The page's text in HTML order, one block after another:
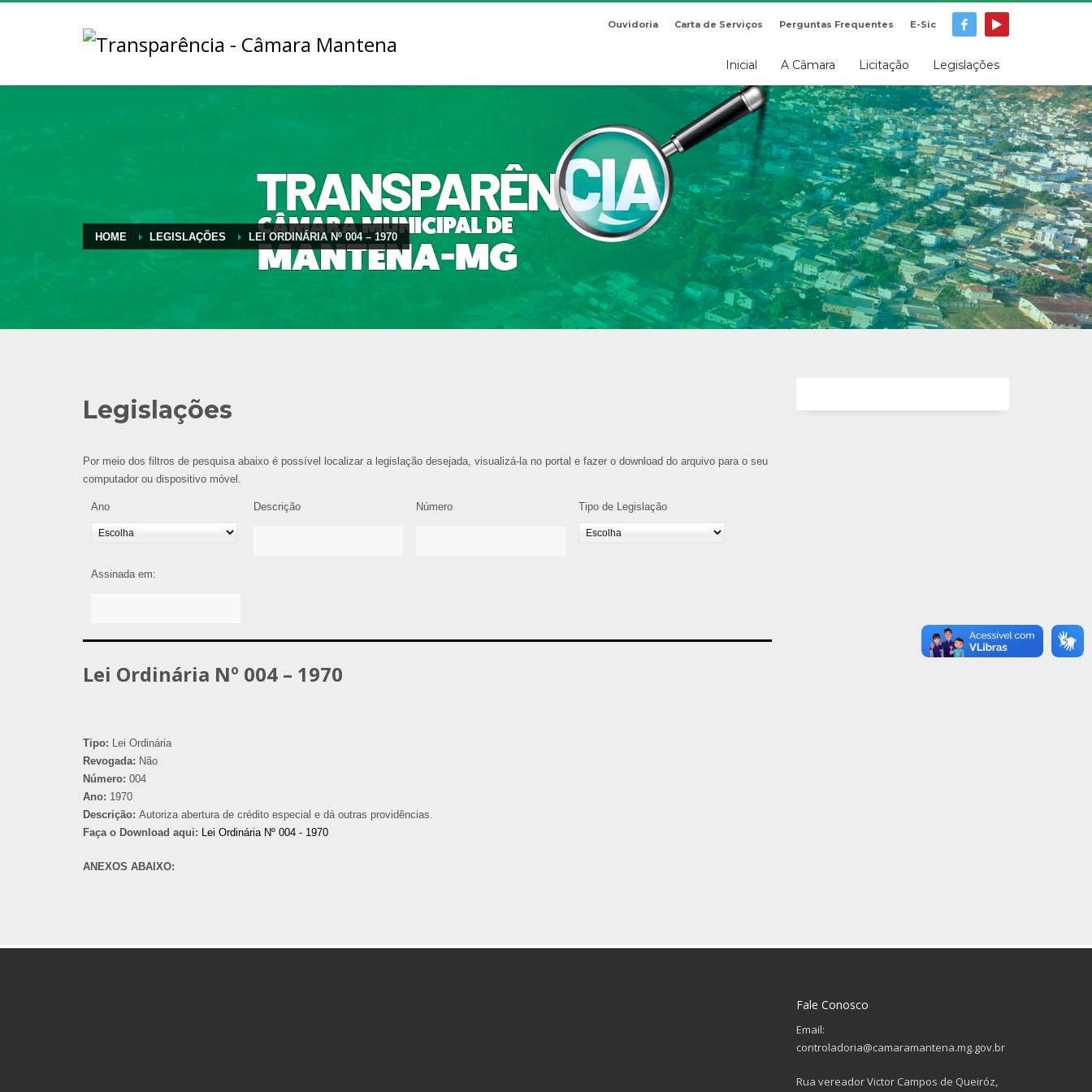
Ouvidoria Carta de Serviços Perguntas Frequentes E-Sic
Inicial A Câmara Licitação Legislações
HOME LEGISLAÇÕES LEI ORDINÁRIA Nº 004 – 1970
Legislações
Por meio dos filtros de pesquisa abaixo é possível localizar a legislação desejada, visualizá-la no portal e fazer o download do arquivo para o seu
computador ou dispositivo móvel.
Ano Descrição Número Tipo de Legislação
Assinada em:
Lei Ordinária Nº 004 – 1970
Tipo: Lei Ordinária
Revogada: Não
Número: 004
Ano: 1970
Descrição: Autoriza abertura de crédito especial e dá outras providências.
Faça o Download aqui: Lei Ordinária Nº 004 - 1970
ANEXOS ABAIXO:
Fale Conosco
Email:
controladoria@camaramantena.mg.gov.br
Rua vereador Victor Campos de Queiróz,